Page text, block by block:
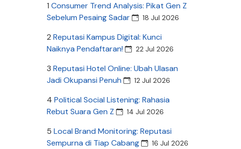
1 Consumer Trend Analysis: Pikat Gen Z
Sebelum Pesaing Sadar
18 Jul 2026
2 Reputasi Kampus Digital: Kunci
Naiknya Pendaftaran!
22 Jul 2026
3 Reputasi Hotel Online: Ubah Ulasan
Jadi Okupansi Penuh
12 Jul 2026
4 Political Social Listening: Rahasia
Rebut Suara Gen Z
14 Jul 2026
5 Local Brand Monitoring: Reputasi
Sempurna di Tiap Cabang
16 Jul 2026